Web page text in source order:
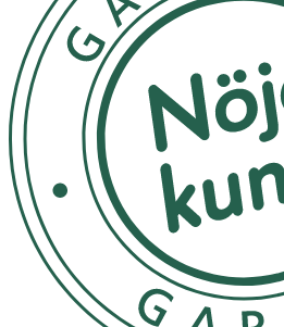
TAURATE , MYRISTYL
POTASSIUM CETYL PHOSPHATE
STEARATE SE , SODIUM
PALMITIC ACID , DISODIUM
, VITREOSCILLA FERMENT ,
, SODIUM BENZOATE ,
OLAMINE , PARFUM /